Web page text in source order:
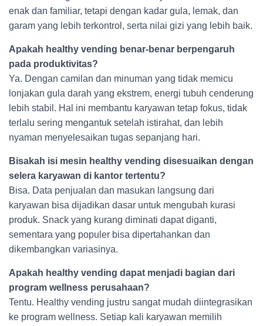
enak dan familiar, tetapi dengan kadar gula, lemak, dan
garam yang lebih terkontrol, serta nilai gizi yang lebih baik.
Apakah healthy vending benar-benar berpengaruh
pada produktivitas?
Ya. Dengan camilan dan minuman yang tidak memicu
lonjakan gula darah yang ekstrem, energi tubuh cenderung
lebih stabil. Hal ini membantu karyawan tetap fokus, tidak
terlalu sering mengantuk setelah istirahat, dan lebih
nyaman menyelesaikan tugas sepanjang hari.
Bisakah isi mesin healthy vending disesuaikan dengan
selera karyawan di kantor tertentu?
Bisa. Data penjualan dan masukan langsung dari
karyawan bisa dijadikan dasar untuk mengubah kurasi
produk. Snack yang kurang diminati dapat diganti,
sementara yang populer bisa dipertahankan dan
dikembangkan variasinya.
Apakah healthy vending dapat menjadi bagian dari
program wellness perusahaan?
Tentu. Healthy vending justru sangat mudah diintegrasikan
ke program wellness. Setiap kali karyawan memilih